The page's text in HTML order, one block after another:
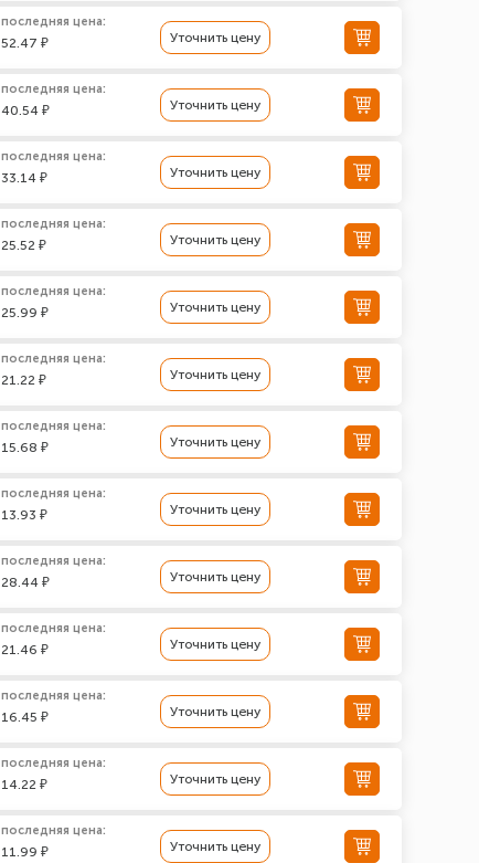
последняя цена:
52.47 ₽ Уточнить цену
последняя цена:
40.54 ₽ Уточнить цену
последняя цена:
33.14 ₽ Уточнить цену
последняя цена:
25.52 ₽ Уточнить цену
последняя цена:
25.99 ₽ Уточнить цену
последняя цена:
21.22 ₽ Уточнить цену
последняя цена:
15.68 ₽ Уточнить цену
последняя цена:
13.93 ₽ Уточнить цену
последняя цена:
28.44 ₽ Уточнить цену
последняя цена:
21.46 ₽ Уточнить цену
последняя цена:
16.45 ₽ Уточнить цену
последняя цена:
14.22 ₽ Уточнить цену
последняя цена:
11.99 ₽ Уточнить цену